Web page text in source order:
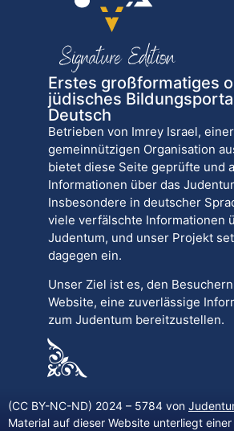
Erstes großformatiges
jüdisches
Deutsch
Betrieben von Imrey Israel, einer
gemeinnützigen Organisation
bietet diese Seite geprüfte und
Informationen über das
Insbesondere in deutscher
viele verfälschte Informationen
Judentum, und unser Projekt
dagegen ein.
Unser Ziel ist es, den
Website, eine zuverlässige
zum Judentum bereitzustellen.
(CC BY-NC-ND) 2024 – 5784 von
Material auf dieser Website unterliegt